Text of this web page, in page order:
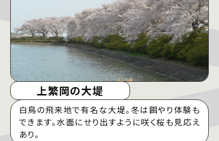
上繁岡の大堤
白鳥の飛来地で有名な大堤。冬は餌やり体験も
できます。水面にせり出すように咲く桜も見応え
あり。